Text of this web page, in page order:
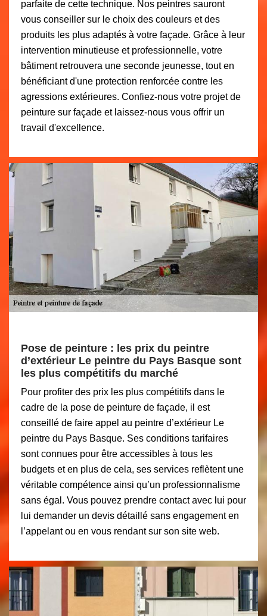
parfaite de cette technique. Nos peintres sauront
vous conseiller sur le choix des couleurs et des
produits les plus adaptés à votre façade. Grâce à leur
intervention minutieuse et professionnelle, votre
bâtiment retrouvera une seconde jeunesse, tout en
bénéficiant d'une protection renforcée contre les
agressions extérieures. Confiez-nous votre projet de
peinture sur façade et laissez-nous vous offrir un
travail d'excellence.
Pose de peinture : les prix du peintre
d’extérieur Le peintre du Pays Basque sont
les plus compétitifs du marché
Pour profiter des prix les plus compétitifs dans le
cadre de la pose de peinture de façade, il est
conseillé de faire appel au peintre d’extérieur Le
peintre du Pays Basque. Ses conditions tarifaires
sont connues pour être accessibles à tous les
budgets et en plus de cela, ses services reflètent une
véritable compétence ainsi qu’un professionnalisme
sans égal. Vous pouvez prendre contact avec lui pour
lui demander un devis détaillé sans engagement en
l’appelant ou en vous rendant sur son site web.